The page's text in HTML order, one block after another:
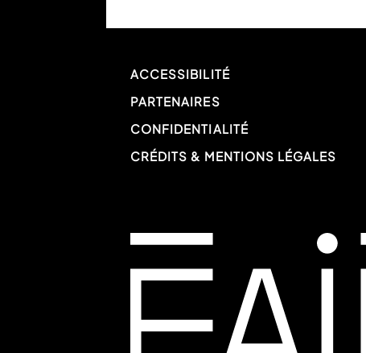
ACCESSIBILITÉ
PARTENAIRES
CONFIDENTIALITÉ
CRÉDITS & MENTIONS LÉGALES